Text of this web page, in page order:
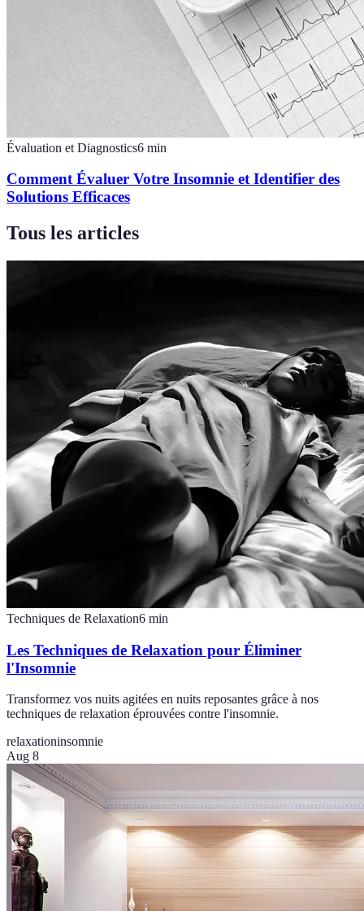
Évaluation et Diagnostics6 min
Comment Évaluer Votre Insomnie et Identifier des
Solutions Efficaces
Tous les articles
Techniques de Relaxation6 min
Les Techniques de Relaxation pour Éliminer
l'Insomnie
Transformez vos nuits agitées en nuits reposantes grâce à nos
techniques de relaxation éprouvées contre l'insomnie.
relaxationinsomnie
Aug 8